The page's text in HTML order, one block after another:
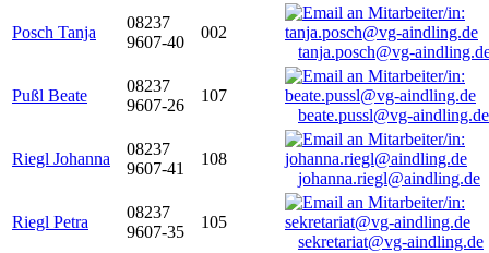
Posch Tanja
08237
9607-40
002
tanja.posch@vg-
Pußl Beate
08237
9607-26
107
beate.pussl@vg-aindling.de
Riegl Johanna
08237
9607-41
108
johanna.riegl@aindling.de
Riegl Petra
08237
9607-35
105
sekretariat@vg-aindling.de